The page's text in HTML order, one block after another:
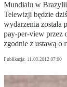
Mundialu w
Telewizji będzie
wydarzenia została
pay-per-view przez
zgodnie z ustawą o
Publikacja: 11.09.2012 07:00